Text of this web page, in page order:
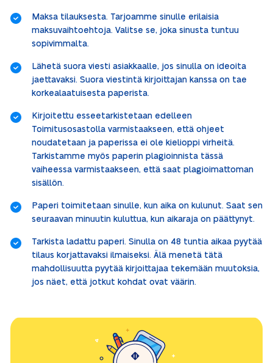
Maksa tilauksesta. Tarjoamme sinulle erilaisia
maksuvaihtoehtoja. Valitse se, joka sinusta tuntuu
sopivimmalta.
Lähetä suora viesti asiakkaalle, jos sinulla on ideoita
jaettavaksi. Suora viestintä kirjoittajan kanssa on tae
korkealaatuisesta paperista.
Kirjoitettu esseetarkistetaan edelleen
Toimitusosastolla varmistaakseen, että ohjeet
noudatetaan ja paperissa ei ole kielioppi virheitä.
Tarkistamme myös paperin plagioinnista tässä
vaiheessa varmistaakseen, että saat plagioimattoman
sisällön.
Paperi toimitetaan sinulle, kun aika on kulunut. Saat sen
seuraavan minuutin kuluttua, kun aikaraja on päättynyt.
Tarkista ladattu paperi. Sinulla on 48 tuntia aikaa pyytää
tilaus korjattavaksi ilmaiseksi. Älä menetä tätä
mahdollisuutta pyytää kirjoittajaa tekemään muutoksia,
jos näet, että jotkut kohdat ovat väärin.